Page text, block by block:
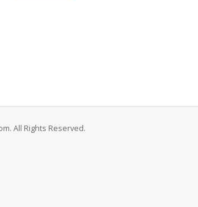
All Rights Reserved.